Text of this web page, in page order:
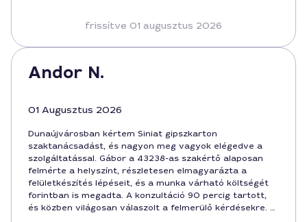
frissítve 01 augusztus 2026
Andor N.
01 Augusztus 2026
Dunaújvárosban kértem Siniat gipszkarton
szaktanácsadást, és nagyon meg vagyok elégedve a
szolgáltatással. Gábor a 43238-as szakértő alaposan
felmérte a helyszínt, részletesen elmagyarázta a
felületkészítés lépéseit, és a munka várható költségét
forintban is megadta. A konzultáció 90 percig tartott,
és közben világosan válaszolt a felmerülő kérdésekre. A